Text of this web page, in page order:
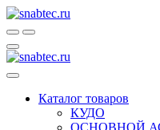
Каталог товаров
КУДО
ОСНОВНОЙ